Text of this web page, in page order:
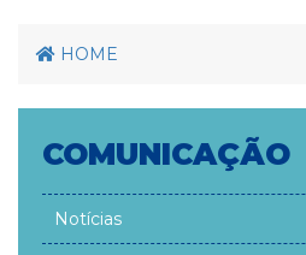
HOME
COMUNICAÇÃO
Notícias